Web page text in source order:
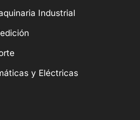
Industrial
y Eléctricas